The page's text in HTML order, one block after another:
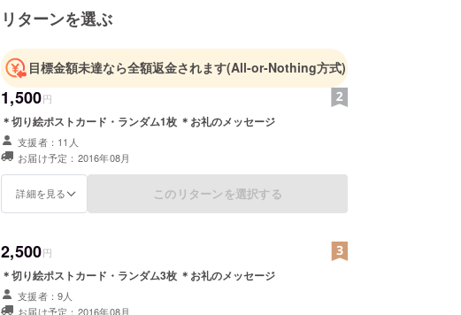
リターンを選ぶ
目標金額未達なら全額返金されます(All-or-Nothing方式)
1,500円
＊切り絵ポストカード・ランダム1枚 ＊お礼のメッセージ
支援者：11人
お届け予定：2016年08月
詳細を見る このリターンを選択する
2,500円
＊切り絵ポストカード・ランダム3枚 ＊お礼のメッセージ
支援者：9人
お届け予定：2016年08月